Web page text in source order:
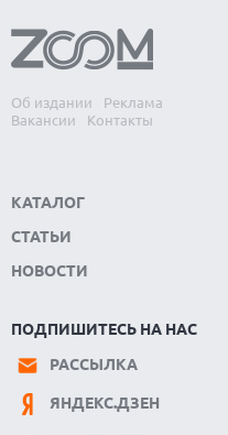
Об издании
Реклама
Вакансии
Контакты
КАТАЛОГ
СТАТЬИ
НОВОСТИ
ПОДПИШИТЕСЬ НА НАС
РАССЫЛКА
ЯНДЕКС.ДЗЕН